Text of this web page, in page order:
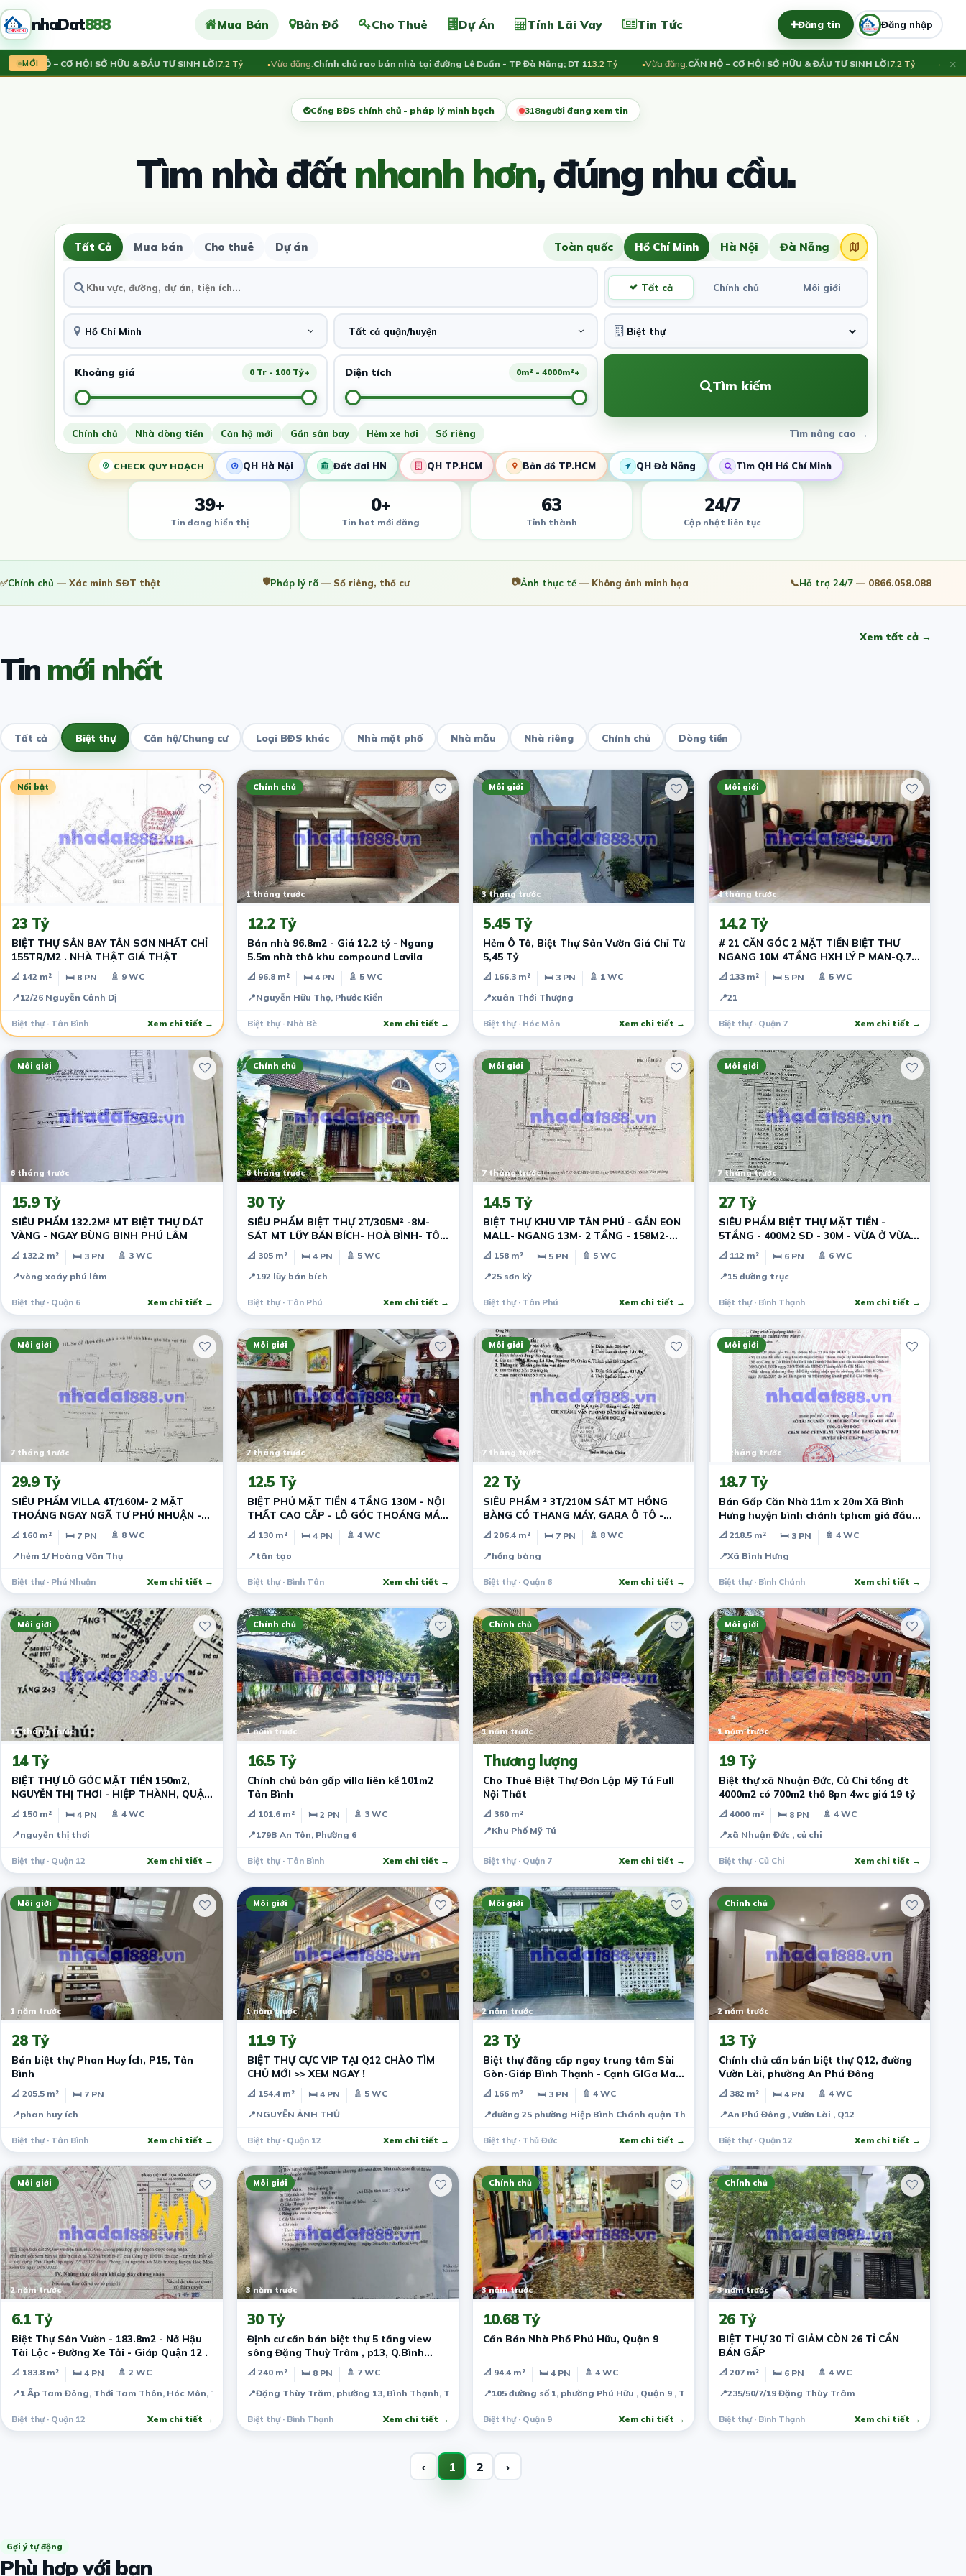
nhaDat888 Mua Bán Bản Đồ Cho Thuê Dự Án Tính Lãi Vay Tin Tức Đăng tin Đăng nhập
MỚI
HỘ – CƠ HỘI SỞ HỮU & ĐẦU TƯ SINH LỜI7.2 Tỷ Vừa đăng: Chính chủ rao bán nhà tại đường Lê Duẩn - TP Đà Nẵng; DT 113.2 Tỷ Vừa đăng: CĂN HỘ – CƠ HỘI SỞ HỮU & ĐẦU TƯ SINH LỜI7.2 Tỷ Vừa đăng:
×
Cổng BĐS chính chủ - pháp lý minh bạch 316người đang xem tin
Tìm nhà đấtnhanh hơn, đúng nhu cầu.
Tất Cả Mua bán Cho thuê Dự án Toàn quốc Hồ Chí Minh Hà Nội Đà Nẵng
Tất cả Chính chủ Môi giới
Hồ Chí Minh Tất cả quận/huyện
Khoảng giá 0 Tr - 100 Tỷ+ Diện tích 0m² - 4000m²+
Tìm kiếm
Chính chủ Nhà dòng tiền Căn hộ mới Gần sân bay Hẻm xe hơi Sổ riêng Tìm nâng cao →
CHECK QUY HOẠCH QH Hà Nội Đất đai HN QH TP.HCM Bản đồ TP.HCM QH Đà Nẵng Tìm QH Hồ Chí Minh
39+
Tin đang hiển thị
0+
Tin hot mới đăng
63
Tỉnh thành
24/7
Cập nhật liên tục
✅Chính chủ — Xác minh SĐT thật 🛡️Pháp lý rõ — Sổ riêng, thổ cư 📷Ảnh thực tế— Không ảnh minh họa 📞Hỗ trợ 24/7 — 0866.058.088
Tinmới nhất
Xem tất cả →
Tất cả Biệt thự Căn hộ/Chung cư Loại BĐS khác Nhà mặt phố Nhà mẫu Nhà riêng Chính chủ Dòng tiền
Nổi bật
8 ngày trước
23 Tỷ
BIỆT THỰ SÂN BAY TÂN SƠN NHẤT CHỈ
155TR/M2 . NHÀ THẬT GIÁ THẬT
📐 142 m² 🛏 8 PN
🚿 9 WC
📍12/26 Nguyễn Cảnh Dị
Biệt thự · Tân Bình Xem chi tiết →
Chính chủ
1 tháng trước
12.2 Tỷ
Bán nhà 96.8m2 - Giá 12.2 tỷ - Ngang
5.5m nhà thô khu compound Lavila
📐 96.8 m² 🛏 4 PN
🚿 5 WC
📍Nguyễn Hữu Thọ, Phước Kiển
Biệt thự · Nhà Bè Xem chi tiết →
Môi giới
3 tháng trước
5.45 Tỷ
Hẻm Ô Tô, Biệt Thự Sân Vườn Giá Chỉ Từ
5,45 Tỷ
📐 166.3 m² 🛏 3 PN
🚿 1 WC
📍xuân Thới Thượng
Biệt thự · Hóc Môn Xem chi tiết →
Môi giới
4 tháng trước
14.2 Tỷ
# 21 CĂN GÓC 2 MẶT TIỀN BIỆT THƯ
NGANG 10M 4TẦNG HXH LÝ P MAN-Q.7-
SHR-HƠN 14TỶ
📐 133 m² 🛏 5 PN
🚿 5 WC
📍21
Biệt thự · Quận 7 Xem chi tiết →
Môi giới
6 tháng trước
15.9 Tỷ
SIÊU PHẨM 132.2M² MT BIỆT THỰ DÁT
VÀNG - NGAY BÙNG BINH PHÚ LÂM
📐 132.2 m² 🛏 3 PN
🚿 3 WC
📍vòng xoáy phú lâm
Biệt thự · Quận 6 Xem chi tiết →
Chính chủ
6 tháng trước
30 Tỷ
SIÊU PHẨM BIỆT THỰ 2T/305M² -8M-
SÁT MT LŨY BÁN BÍCH- HOÀ BÌNH- TÔ
HIỆU- ĐẦM SEN
📐 305 m² 🛏 4 PN
🚿 5 WC
📍192 lũy bán bích
Biệt thự · Tân Phú Xem chi tiết →
Môi giới
7 tháng trước
14.5 Tỷ
BIỆT THỰ KHU VIP TÂN PHÚ - GẦN EON
MALL- NGANG 13M- 2 TẦNG - 158M2-
CHỈ 14.5 TỶ
📐 158 m² 🛏 5 PN
🚿 5 WC
📍25 sơn kỳ
Biệt thự · Tân Phú Xem chi tiết →
Môi giới
7 tháng trước
27 Tỷ
SIÊU PHẨM BIỆT THỰ MẶT TIỀN -
5TẦNG - 400M2 SD - 30M - VỪA Ở VỪA
KINH DOANH
📐 112 m² 🛏 6 PN
🚿 6 WC
📍15 đường trục
Biệt thự · Bình Thạnh Xem chi tiết →
Môi giới
7 tháng trước
29.9 Tỷ
SIÊU PHẨM VILLA 4T/160M- 2 MẶT
THOÁNG NGAY NGÃ TƯ PHÚ NHUẬN -
GẦN SÂN BAY TSN
📐 160 m² 🛏 7 PN
🚿 8 WC
📍hẻm 1/ Hoàng Văn Thụ
Biệt thự · Phú Nhuận Xem chi tiết →
Môi giới
7 tháng trước
12.5 Tỷ
BIỆT PHỦ MẶT TIỀN 4 TẦNG 130M - NỘI
THẤT CAO CẤP - LÔ GÓC THOÁNG MÁT
- GẤP BÁN.
📐 130 m² 🛏 4 PN
🚿 4 WC
📍tân tạo
Biệt thự · Bình Tân Xem chi tiết →
Môi giới
7 tháng trước
22 Tỷ
SIÊU PHẨM ² 3T/210M SÁT MT HỒNG
BÀNG CÓ THANG MÁY, GARA Ô TÔ -
PHÒNG GYM
📐 206.4 m² 🛏 7 PN
🚿 8 WC
📍hồng bàng
Biệt thự · Quận 6 Xem chi tiết →
Môi giới
10 tháng trước
18.7 Tỷ
Bán Gấp Căn Nhà 11m x 20m Xã Bình
Hưng huyện bình chánh tphcm giá đầu
tư
📐 218.5 m² 🛏 3 PN
🚿 4 WC
📍Xã Bình Hưng
Biệt thự · Bình Chánh Xem chi tiết →
Môi giới
11 tháng trước
14 Tỷ
BIỆT THỰ LÔ GÓC MẶT TIỀN 150m2,
NGUYỄN THỊ THƠI - HIỆP THÀNH, QUẬN
12, 14 Tỷ
📐 150 m² 🛏 4 PN
🚿 4 WC
📍nguyễn thị thơi
Biệt thự · Quận 12 Xem chi tiết →
Chính chủ
1 năm trước
16.5 Tỷ
Chính chủ bán gấp villa liên kề 101m2
Tân Bình
📐 101.6 m² 🛏 2 PN
🚿 3 WC
📍179B An Tôn, Phường 6
Biệt thự · Tân Bình Xem chi tiết →
Chính chủ
1 năm trước
Thương lượng
Cho Thuê Biệt Thự Đơn Lập Mỹ Tú Full
Nội Thất
📐 360 m²
📍Khu Phố Mỹ Tú
Biệt thự · Quận 7 Xem chi tiết →
Môi giới
1 năm trước
19 Tỷ
Biệt thự xã Nhuận Đức, Củ Chi tổng dt
4000m2 có 700m2 thổ 8pn 4wc giá 19 tỷ
📐 4000 m² 🛏 8 PN
🚿 4 WC
📍xã Nhuận Đức , củ chi
Biệt thự · Củ Chi Xem chi tiết →
Môi giới
1 năm trước
28 Tỷ
Bán biệt thự Phan Huy Ích, P15, Tân
Bình
📐 205.5 m²
🛏 7 PN
📍phan huy ích
Biệt thự · Tân Bình Xem chi tiết →
Môi giới
1 năm trước
11.9 Tỷ
BIỆT THỰ CỰC VIP TẠI Q12 CHÀO TÌM
CHỦ MỚI >> XEM NGAY !
📐 154.4 m² 🛏 4 PN
🚿 5 WC
📍NGUYỄN ẢNH THỦ
Biệt thự · Quận 12 Xem chi tiết →
Môi giới
2 năm trước
23 Tỷ
Biệt thự đẳng cấp ngay trung tâm Sài
Gòn-Giáp Bình Thạnh - Cạnh GIGa Mall
- Biệt
📐 166 m² 🛏 3 PN
🚿 4 WC
📍đường 25 phường Hiệp Bình Chánh quận Thủ Đức
Biệt thự · Thủ Đức Xem chi tiết →
Chính chủ
2 năm trước
13 Tỷ
Chính chủ cần bán biệt thự Q12, đường
Vườn Lài, phường An Phú Đông
📐 382 m² 🛏 4 PN
🚿 4 WC
📍An Phú Đông , Vườn Lài , Q12
Biệt thự · Quận 12 Xem chi tiết →
Môi giới
2 năm trước
6.1 Tỷ
Biệt Thự Sân Vườn - 183.8m2 - Nở Hậu
Tài Lộc - Đường Xe Tải - Giáp Quận 12 .
📐 183.8 m² 🛏 4 PN
🚿 2 WC
📍1 Ấp Tam Đông, Thới Tam Thôn, Hóc Môn, Thành phố Hồ Chí Minh, Việt Nam
Biệt thự · Quận 12 Xem chi tiết →
Môi giới
3 năm trước
30 Tỷ
Định cư cần bán biệt thự 5 tầng view
sông Đặng Thuỳ Trâm , p13, Q.Bình
Thạnh
📐 240 m² 🛏 8 PN
🚿 7 WC
📍Đặng Thùy Trăm, phường 13, Bình Thạnh, Thành phố Hồ Chí Minh, Việt Nam
Biệt thự · Bình Thạnh Xem chi tiết →
Chính chủ
3 năm trước
10.68 Tỷ
Cần Bán Nhà Phố Phú Hữu, Quận 9
📐 94.4 m² 🛏 4 PN
🚿 4 WC
📍105 đường số 1, phường Phú Hữu , Quận 9 , Thành phố Hồ Chí Minh, Việt Nam
Biệt thự · Quận 9 Xem chi tiết →
Chính chủ
3 năm trước
26 Tỷ
BIỆT THỰ 30 TỈ GIẢM CÒN 26 TỈ CẦN
BÁN GẤP
📐 207 m² 🛏 6 PN
🚿 4 WC
📍235/50/7/19 Đặng Thùy Trâm
Biệt thự · Bình Thạnh Xem chi tiết →
‹ 1 2 ›
Gợi ý tự động
Phù hợp với bạn